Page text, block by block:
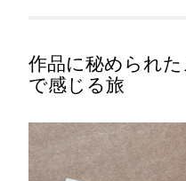
作品に秘められ
で感じる旅